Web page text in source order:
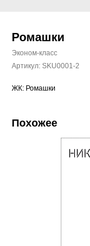
Ромашки
Эконом-класс
Артикул: SKU0001-2
ЖК: Ромашки
Похожее